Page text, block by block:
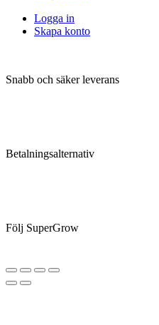
Logga in
Skapa konto
Snabb och säker leverans
Betalningsalternativ
Följ SuperGrow